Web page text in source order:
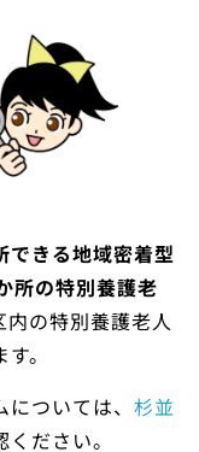
できる地域密着型
所の特別養護老
の特別養護老人
。
ついては、 杉並
ださい。